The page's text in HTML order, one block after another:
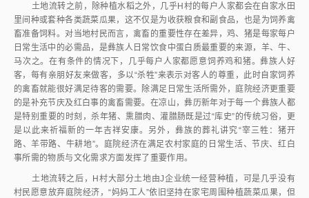
土地流转之前，除种植水稻之外，几乎H村的每户人家都会在自家水田
里间种或套种各类蔬菜瓜果，这不仅是为收获粮食和副食品，也是为饲养禽
畜准备饲料。对当地村民而言，禽畜的重要性存在差异，鸡、猪是每家每户
日常生活中的必需品，是彝族人日常饮食中蛋白质最重要的来源，羊、牛、
马次之。在有条件的情况下，几乎每户人家都愿意饲养鸡和猪。彝族人好
客，每有亲朋好友来做客，多以“杀牲”来表示对客人的尊重，此时自家饲养
的禽畜就能很好满足待客的需要。除满足日常生活所需外，庭院经济更重要
的是补充节庆及红白事的禽畜需要。在凉山，彝历新年对于每一个彝族人都
是特别重要的时刻，杀年猪、熏腊肉、灌腊肠既是过“库史”的传统习俗，更
是以此来祈福新的一年吉祥安康。另外，彝族的葬礼讲究“宰三牲：猪开
路、羊带路、牛耕地”。庭院经济在满足农村家庭的日常生活、节庆、红白
事所需的物质与文化需求方面发挥了重要作用。
土地流转之后，H村大部分土地由J企业统一经营种植，可是几乎没有
村民愿意放弃庭院经济，“妈妈工人”依旧坚持在家宅周围种植蔬菜瓜果，但